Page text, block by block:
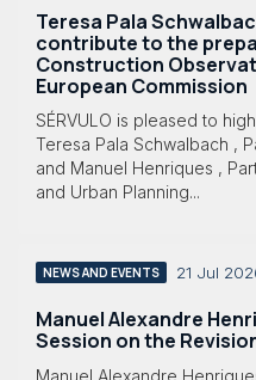
Teresa Pala
contribute to the
Construction
European Commission
SÉRVULO is pleased to
Teresa Pala Schwalbach ,
and Manuel Henriques ,
and Urban Planning...
NEWS AND EVENTS 21 Jul
Manuel Alexandre
Session on the
Manuel Alexandre